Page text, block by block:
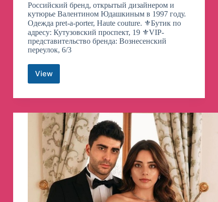
Российский бренд, открытый дизайнером и
кутюрье Валентином Юдашкиным в 1997 году.
Одежда pret-a-porter, Haute couture. ⚜️Бутик по
адресу: Кутузовский проспект, 19 ⚜️VIP-
представительство бренда: Вознесенский
переулок, 6/3
ViewValentin
official
канал